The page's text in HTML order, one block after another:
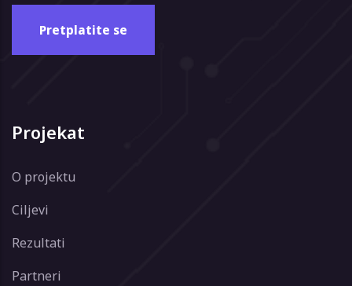
Projekat
O projektu
Ciljevi
Rezultati
Partneri